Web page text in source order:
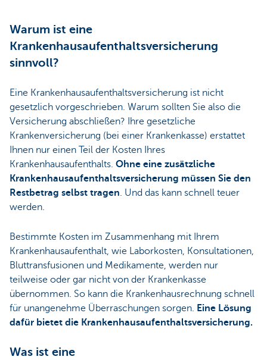
Warum ist eine
Krankenhausaufenthaltsversicherung
sinnvoll?
Eine Krankenhausaufenthaltsversicherung ist nicht
gesetzlich vorgeschrieben. Warum sollten Sie also die
Versicherung abschließen? Ihre gesetzliche
Krankenversicherung (bei einer Krankenkasse) erstattet
Ihnen nur einen Teil der Kosten Ihres
Krankenhausaufenthalts. Ohne eine zusätzliche
Krankenhausaufenthaltsversicherung müssen Sie den
Restbetrag selbst tragen. Und das kann schnell teuer
werden.
Bestimmte Kosten im Zusammenhang mit Ihrem
Krankenhausaufenthalt, wie Laborkosten, Konsultationen,
Bluttransfusionen und Medikamente, werden nur
teilweise oder gar nicht von der Krankenkasse
übernommen. So kann die Krankenhausrechnung schnell
für unangenehme Überraschungen sorgen. Eine Lösung
dafür bietet die Krankenhausaufenthaltsversicherung.
Was ist eine